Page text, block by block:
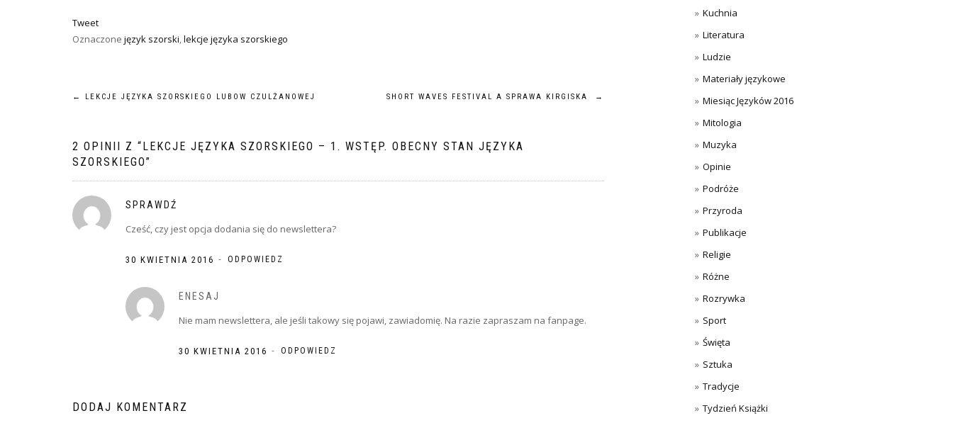
Tweet
Oznaczone język szorski,lekcje języka szorskiego
NAWIGACJA
← LEKCJE JĘZYKA SZORSKIEGO LUBOW CZULŻANOWEJ SHORT WAVES FESTIVAL A SPRAWA KIRGISKA →
2 OPINII Z “LEKCJE JĘZYKA SZORSKIEGO – 1. WSTĘP. OBECNY STAN JĘZYKA
SZORSKIEGO”
SPRAWDŹ
Cześć, czy jest opcja dodania ѕię do newslettera?
30 KWIETNIA 2016 - ODPOWIEDZ
ENESAJ
Nie mam newslettera, ale jeśli takowy się pojawi, zawiadomię. Na razie zapraszam na fanpage.
30 KWIETNIA 2016 - ODPOWIEDZ
DODAJ KOMENTARZ
Kuchnia
Literatura
Ludzie
Materiały językowe
Miesiąc Języków 2016
Mitologia
Muzyka
Opinie
Podróże
Przyroda
Publikacje
Religie
Różne
Rozrywka
Sport
Święta
Sztuka
Tradycje
Tydzień Książki